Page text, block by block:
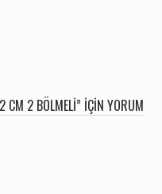
2 BÖLMELI” IÇIN YORUM